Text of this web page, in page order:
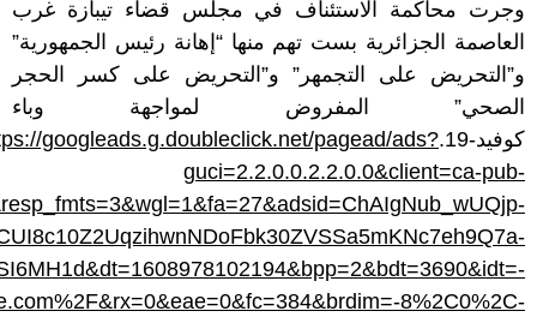
وجرت محاكمة الاستئناف في مجلس قضاء تيبازة غرب
العاصمة الجزائرية بست تهم منها “إهانة رئيس الجمهورية”
و”التحريض على التجمهر” و”التحريض على كسر الحجر
الصحي” المفروض لمواجهة وباء
كوفيد-19.
googleads.g.doubleclick.net/pagead/ads?
guci=2.2.0.0.2.2.0.0&client=ca-pub-
8%2C0%2C-